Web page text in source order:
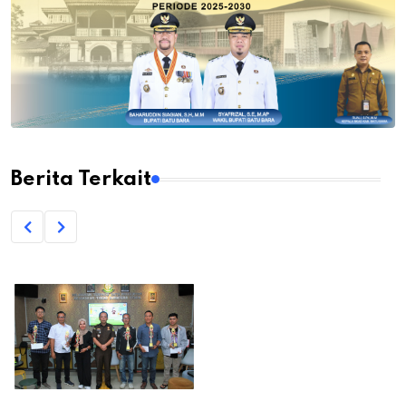
Berita Terkait